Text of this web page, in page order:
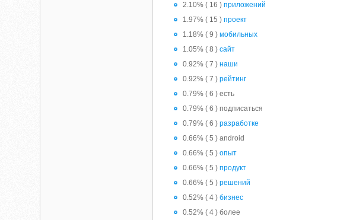
2.10% ( 16 )приложений
1.97% ( 15 )проект
1.18% ( 9 )мобильных
1.05% ( 8 )сайт
0.92% ( 7 )наши
0.92% ( 7 )рейтинг
0.79% ( 6 ) есть
0.79% ( 6 ) подписаться
0.79% ( 6 )разработке
0.66% ( 5 ) android
0.66% ( 5 )опыт
0.66% ( 5 )продукт
0.66% ( 5 )решений
0.52% ( 4 )бизнес
0.52% ( 4 ) более